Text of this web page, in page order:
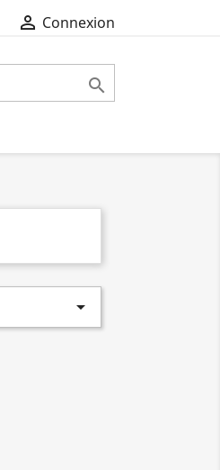
 Connexion

